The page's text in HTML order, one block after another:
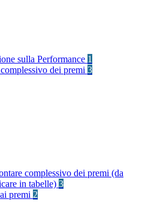
sulla Performance 1
dei premi 3
complessivo dei premi (da
in tabelle) 3
premi 2